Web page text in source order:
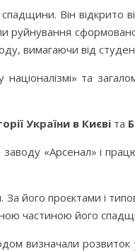
Він відкрито
руйнування
вимагаючи від
та
України в Києві та
заводу «Арсенал» і
За його проєктами і
частиною його
визначали розвиток